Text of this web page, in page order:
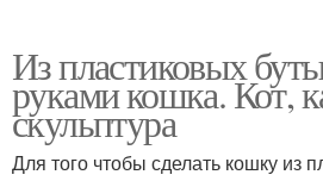
Из пластиковых
руками кошка. Кот,
скульптура
Для того чтобы сделать кошку из